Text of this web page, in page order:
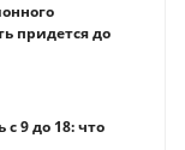
придется до
с 9 до 18: что